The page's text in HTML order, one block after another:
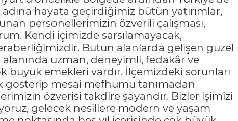
hayata geçirdiğimiz bütün yatırımlar,
personellerimizin özverili çalışması,
Kendi içimizde sarsılamayacak,
Bütün alanlarda gelişen güzel
uzman, deneyimli, fedakâr ve
büyük emekleri vardır. İlçemizdeki sorunları
gösterip mesai mefhumu tanımadan
özverisi takdire şayandır. Bizler işimizi
gelecek nesillere modern ve yaşam